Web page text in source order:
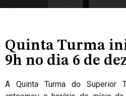
Quinta Turma
9h no dia 6 de
A Quinta Turma do Superior